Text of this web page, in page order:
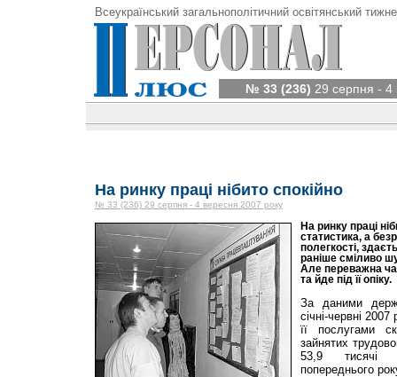
Всеукраїнський загальнополітичний освітянський
№ 33 (236) 29 серпня - 4
На ринку праці нібито спокійно
№ 33 (236) 29 серпня - 4 вересня 2007 року
На ринку праці
статистика, а
полегкості,
раніше сміливо
Але переважна
та йде під її опіку.
За даними
січні-червні
її послугами
зайнятих
53,9 тисячі
попереднього